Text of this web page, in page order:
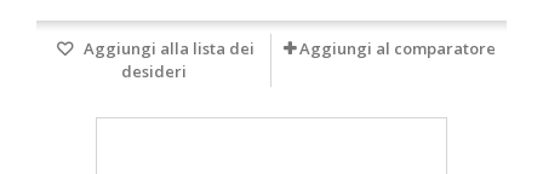
Aggiungi alla lista dei
desideri
Aggiungi al comparatore